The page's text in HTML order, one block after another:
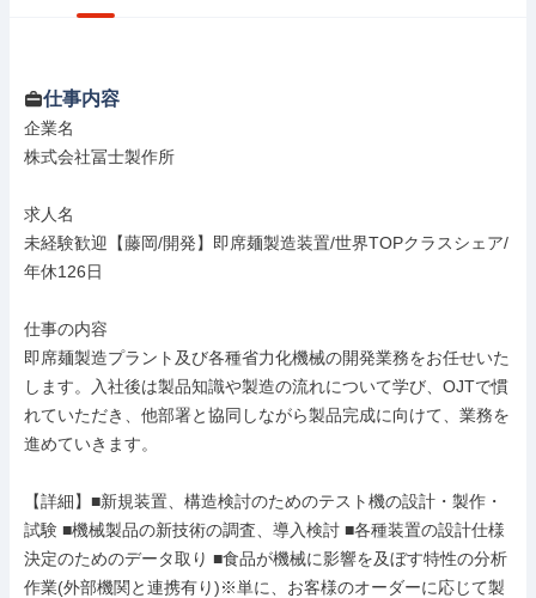
仕事内容
企業名
株式会社冨士製作所
求人名
未経験歓迎【藤岡/開発】即席麺製造装置/世界TOPクラスシェア/
年休126日
仕事の内容
即席麺製造プラント及び各種省力化機械の開発業務をお任せいた
します。入社後は製品知識や製造の流れについて学び、OJTで慣
れていただき、他部署と協同しながら製品完成に向けて、業務を
進めていきます。
【詳細】■新規装置、構造検討のためのテスト機の設計・製作・
試験 ■機械製品の新技術の調査、導入検討 ■各種装置の設計仕様
決定のためのデータ取り ■食品が機械に影響を及ぼす特性の分析
作業(外部機関と連携有り)※単に、お客様のオーダーに応じて製